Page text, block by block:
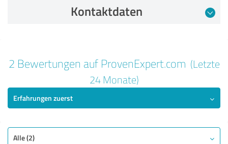
Kontaktdaten
SEHR GUT
Nutzen
2 Bewertungen auf ProvenExpert.com (Letzte
24 Monate)
Erfahrungen zuerst
Alle (2)